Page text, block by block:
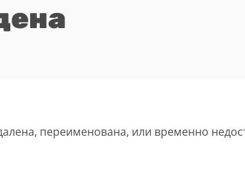
переименована, или временно